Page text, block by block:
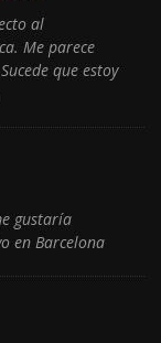
al
Me parece
que estoy
gustaría
en Barcelona